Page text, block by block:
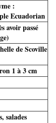
:
Ecuadorian
avoir passé
de Scoville
1 à 3 cm
salades